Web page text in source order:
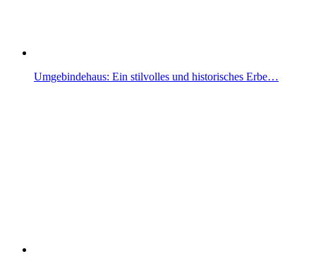
Umgebindehaus: Ein stilvolles und historisches Erbe…